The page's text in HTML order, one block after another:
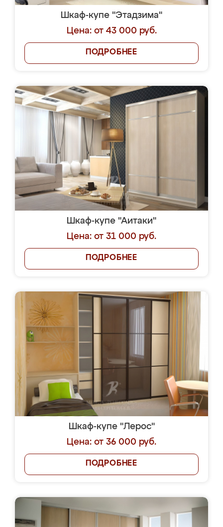
Шкаф-купе "Этадзима"
Цена: от 43 000 руб.
ПОДРОБНЕЕ
Шкаф-купе "Аитаки"
Цена: от 31 000 руб.
ПОДРОБНЕЕ
Шкаф-купе "Лерос"
Цена: от 36 000 руб.
ПОДРОБНЕЕ